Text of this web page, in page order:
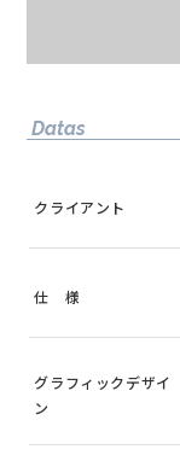
Datas
クライアント
仕 様
グラフィックデザイ
ン